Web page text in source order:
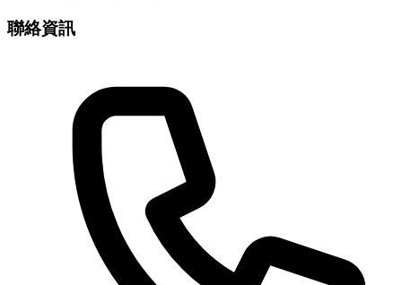
聯絡資訊